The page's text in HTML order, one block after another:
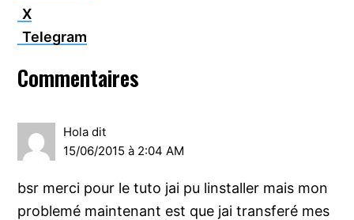
X
Telegram
Interactions
lecteur
Commentaires
Hola dit
15/06/2015 à 2:04 AM
bsr merci pour le tuto jai pu linstaller mais mon
problemé maintenant est que jai transferé mes